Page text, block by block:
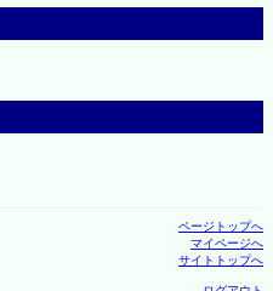
ページトップへ
マイページへ
サイトトップへ